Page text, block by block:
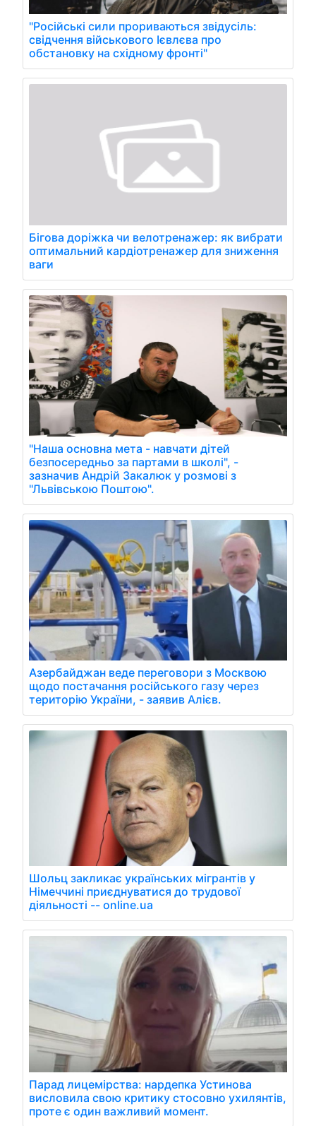
"Російські сили прориваються звідусіль:
свідчення військового Ієвлєва про
обстановку на східному фронті"
Бігова доріжка чи велотренажер: як вибрати
оптимальний кардіотренажер для зниження
ваги
"Наша основна мета - навчати дітей
безпосередньо за партами в школі", -
зазначив Андрій Закалюк у розмові з
"Львівською Поштою".
Азербайджан веде переговори з Москвою
щодо постачання російського газу через
територію України, - заявив Алієв.
Шольц закликає українських мігрантів у
Німеччині приєднуватися до трудової
діяльності -- online.ua
Парад лицемірства: нардепка Устинова
висловила свою критику стосовно ухилянтів,
проте є один важливий момент.